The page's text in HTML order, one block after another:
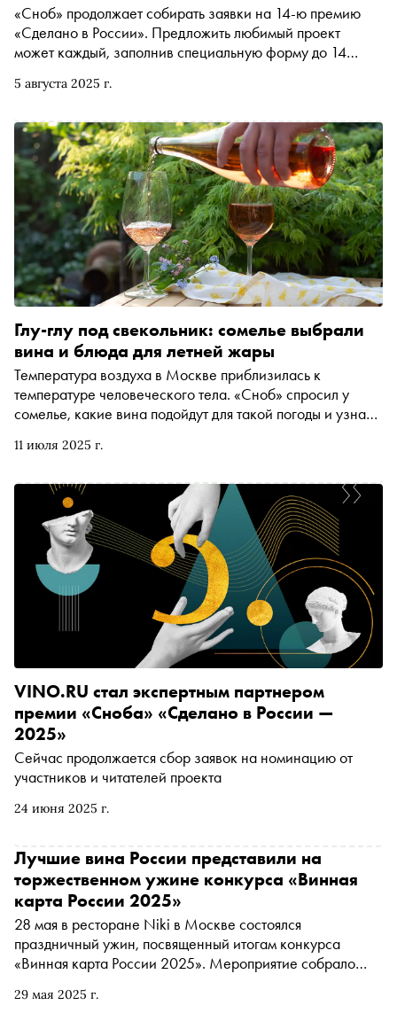
5 августа 2025 г.
«Сноб» продолжает собирать заявки на 14-ю премию
«Сделано в России». Предложить любимый проект
может каждый, заполнив специальную форму до 14
11 июля 2025 г.
Глу-глу под свекольник: сомелье выбрали
вина и блюда для летней жары
Температура воздуха в Москве приблизилась к
температуре человеческого тела. «Сноб» спросил у
сомелье, какие вина подойдут для такой погоды и узнал,
другими закусками для посиделок на открытом воздухе
24 июня 2025 г.
VINO.RU стал экспертным партнером
премии «Сноба» «Сделано в России —
2025»
Сейчас продолжается сбор заявок на номинацию от
участников и читателей проекта
29 мая 2025 г.
Лучшие вина России представили на
торжественном ужине конкурса «Винная
карта России 2025»
28 мая в ресторане Niki в Москве состоялся
праздничный ужин, посвященный итогам конкурса
«Винная карта России 2025». Мероприятие собрало
представителей СМИ и блогеров